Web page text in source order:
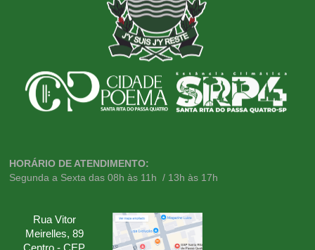
HORÁRIO DE ATENDIMENTO:
Segunda a Sexta das 08h às 11h / 13h às 17h
Rua Vitor
Meirelles, 89
Centro - CEP